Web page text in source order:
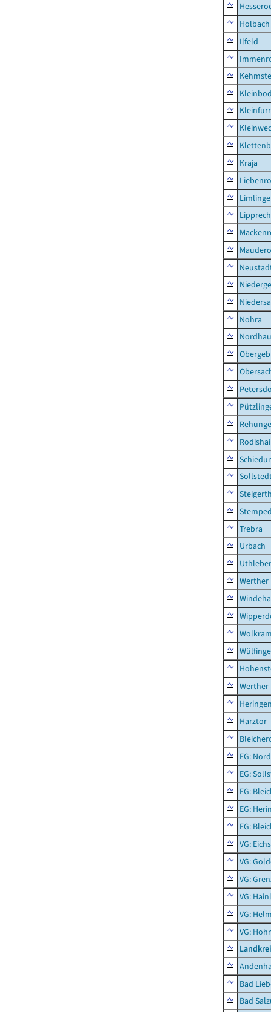
Holbach
Ilfeld
Kraja
Nohra
Trebra
Urbach
Werther
Werther
Harztor
EG:
EG:
EG:
EG:
EG:
VG:
VG:
VG:
VG:
VG:
VG:
Bad
Bad